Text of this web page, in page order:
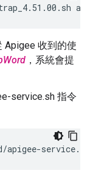
Apigee 收到的使
，系統會提
service.sh 指令
service.sh